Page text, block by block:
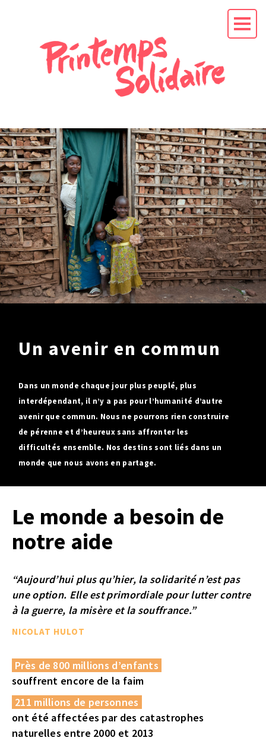
L'APPEL AU
PRÉSIDENT
EN
CAMPAGNE
La mission
Les soutiens
Les actus
RENDEZ-VOUS
SOLIDAIRES
BESOIN
Je relaie
SOLIDAIRES
DU MONDE
OBJECTIF
0,7
Un avenir en commun
Dans un monde chaque jour plus peuplé, plus
interdépendant, il n’y a pas pour l’humanité d’autre
avenir que commun. Nous ne pourrons rien construire
de pérenne et d’heureux sans affronter les
difficultés ensemble. Nos destins sont liés dans un
monde que nous avons en partage.
Le monde a besoin de
notre aide
“Aujourd’hui plus qu’hier, la solidarité n’est pas
une option. Elle est primordiale pour lutter contre
à la guerre, la misère et la souffrance.”
NICOLAT HULOT
Près de 800 millions d’enfants
souffrent encore de la faim
211 millions de personnes
ont été affectées par des catastrophes
naturelles entre 2000 et 2013